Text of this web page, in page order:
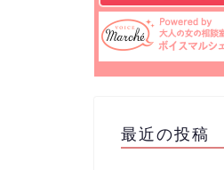
最近の投稿